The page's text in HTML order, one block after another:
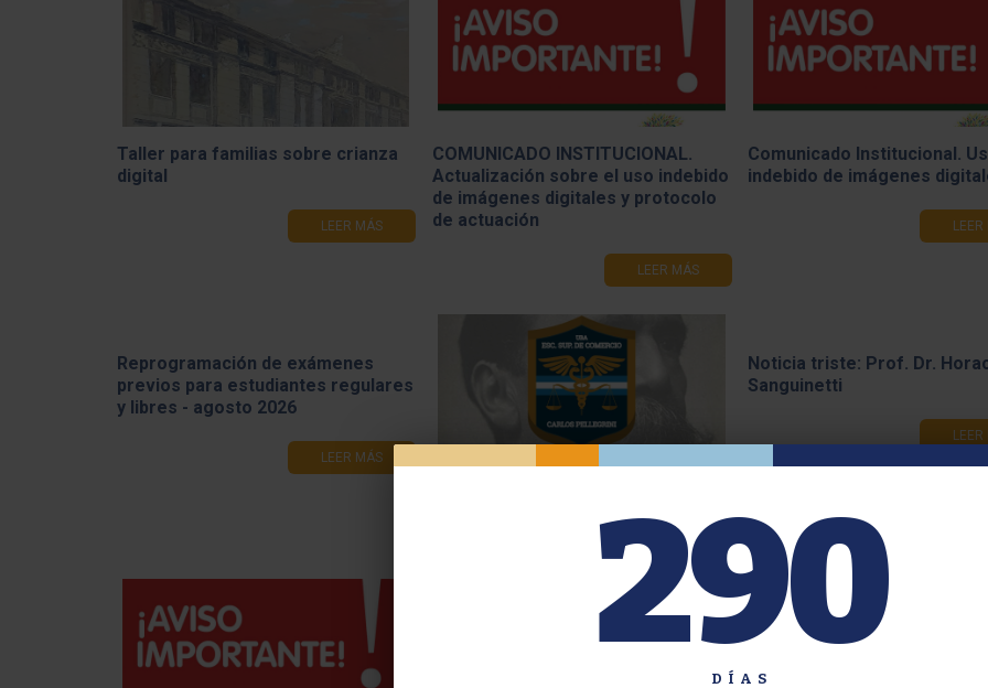
Taller para familias sobre crianza
digital
LEER MÁS
COMUNICADO INSTITUCIONAL.
Actualización sobre el uso indebido
de imágenes digitales y protocolo
de actuación
LEER MÁS
Comunicado Institucional.
indebido de imágenes
LEER
Reprogramación de exámenes
previos para estudiantes regulares
y libres - agosto 2026
LEER MÁS
LEER MÁS
290
DÍAS